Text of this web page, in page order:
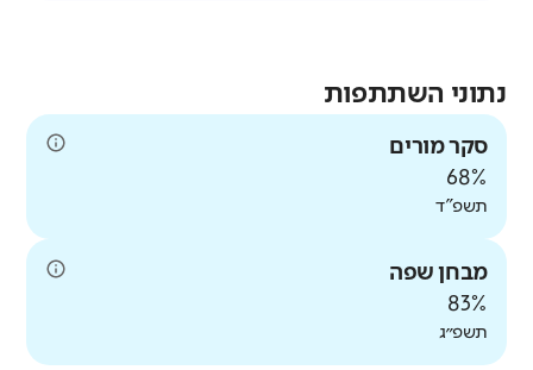
נתוני השתתפות
סקר מורים
68%
תשפ"ד
מבחן שפה
83%
תשפ״ג